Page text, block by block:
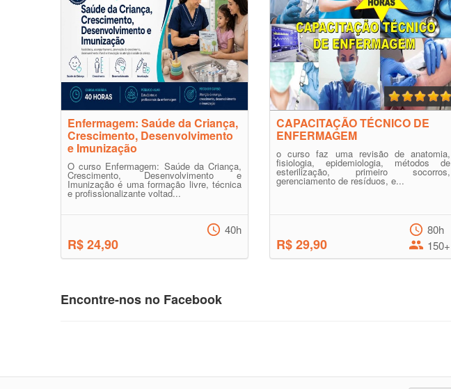
Enfermagem: Saúde da Criança,
Crescimento, Desenvolvimento
e Imunização
O curso Enfermagem: Saúde da Criança,
Crescimento, Desenvolvimento e
Imunização é uma formação livre, técnica
e profissionalizante voltad...
R$ 24,90
40h
CAPACITAÇÃO TÉCNICO DE
ENFERMAGEM
o curso faz uma revisão de anatomia,
fisiologia, epidemiologia, métodos de
esterilização, primeiro socorros,
gerenciamento de resíduos, e...
R$ 29,90
80h
150+
Encontre-nos no Facebook